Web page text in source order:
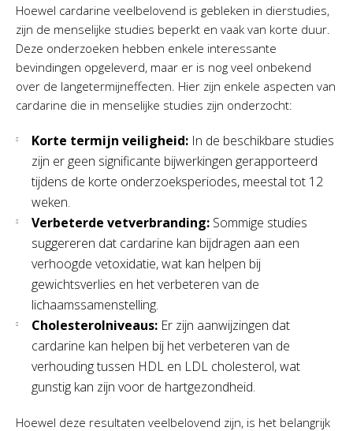
Hoewel cardarine veelbelovend is gebleken in dierstudies,
zijn de menselijke studies beperkt en vaak van korte duur.
Deze onderzoeken hebben enkele interessante
bevindingen opgeleverd, maar er is nog veel onbekend
over de langetermijneffecten. Hier zijn enkele aspecten van
cardarine die in menselijke studies zijn onderzocht:
Korte termijn veiligheid: In de beschikbare studies
zijn er geen significante bijwerkingen gerapporteerd
tijdens de korte onderzoeksperiodes, meestal tot 12
weken.
Verbeterde vetverbranding: Sommige studies
suggereren dat cardarine kan bijdragen aan een
verhoogde vetoxidatie, wat kan helpen bij
gewichtsverlies en het verbeteren van de
lichaamssamenstelling.
Cholesterolniveaus: Er zijn aanwijzingen dat
cardarine kan helpen bij het verbeteren van de
verhouding tussen HDL en LDL cholesterol, wat
gunstig kan zijn voor de hartgezondheid.
Hoewel deze resultaten veelbelovend zijn, is het belangrijk